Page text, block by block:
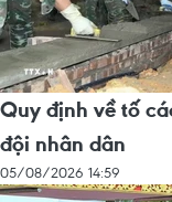
Quy định về tố
đội nhân dân
05/08/2026 14:59